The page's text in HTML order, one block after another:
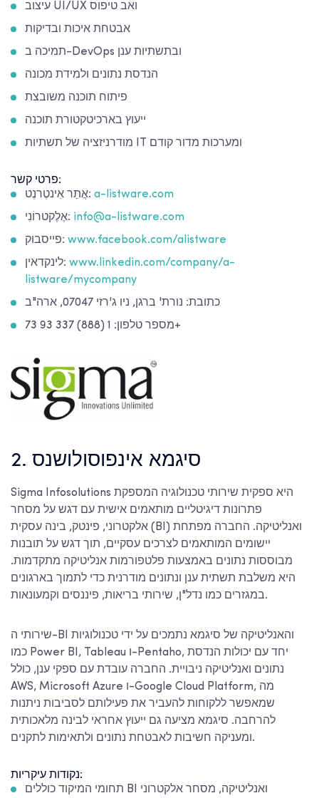
עיצוב UI/UX ואב טיפוס
אבטחת איכות ובדיקות
תמיכה ב-DevOps ובתשתיות ענן
הנדסת נתונים ולמידת מכונה
פיתוח תוכנה משובצת
ייעוץ בארכיטקטורת תוכנה
מודרניזציה של תשתיות IT ומערכות מדור קודם
פרטי קשר:
אֲתַר אִינטֶרנֶט: a-listware.com
אֶלֶקטרוֹנִי: info@a-listware.com
פייסבוק: www.facebook.com/alistware
לינקדאין: www.linkedin.com/company/a-
listware/mycompany
כתובת: נורת' ברגן, ניו ג'רזי 07047, ארה"ב
מספר טלפון: 1 (888) 337 93 73+
2. סיגמא אינפוסולושנס
Sigma Infosolutions היא ספקית שירותי טכנולוגיה המספקת
פתרונות דיגיטליים מותאמים אישית עם דגש על מסחר
אלקטרוני, פינטק, בינה עסקית (BI) ואנליטיקה. החברה מפתחת
יישומים המותאמים לצרכים עסקיים, תוך דגש על תובנות
מבוססות נתונים באמצעות פלטפורמות אנליטיקה מתקדמות.
היא משלבת תשתית ענן ונתונים מודרנית כדי לתמוך בארגונים
במגזרים כמו נדל"ן, שירותי בריאות, פיננסים וקמעונאות.
שירותי ה-BI והאנליטיקה של סיגמא נתמכים על ידי טכנולוגיות
כמו Power BI, Tableau ו-Pentaho, יחד עם יכולות הנדסת
נתונים ואנליטיקה ניבויית. החברה עובדת עם ספקי ענן, כולל
AWS, Microsoft Azure ו-Google Cloud Platform, מה
שמאפשר ללקוחות להעביר את פעילותם לסביבות ניתנות
להרחבה. סיגמא מציעה גם ייעוץ אחראי לבינה מלאכותית
ומעניקה חשיבות לאבטחת נתונים ולתאימות לתקנים.
נקודות עיקריות:
תחומי המיקוד כוללים BI ואנליטיקה, מסחר אלקטרוני